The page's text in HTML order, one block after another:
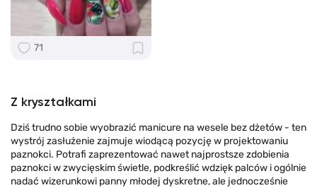
71
Z kryształkami
Dziś trudno sobie wyobrazić manicure na wesele bez dżetów - ten
wystrój zasłużenie zajmuje wiodącą pozycję w projektowaniu
paznokci. Potrafi zaprezentować nawet najprostsze zdobienia
paznokci w zwycięskim świetle, podkreślić wdzięk palców i ogólnie
nadać wizerunkowi panny młodej dyskretne, ale jednocześnie